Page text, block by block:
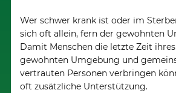
Wer schwer krank ist oder im
sich oft allein, fern der gewohnten
Damit Menschen die letzte Zeit
gewohnten Umgebung und
vertrauten Personen verbringen
oft zusätzliche Unterstützung.